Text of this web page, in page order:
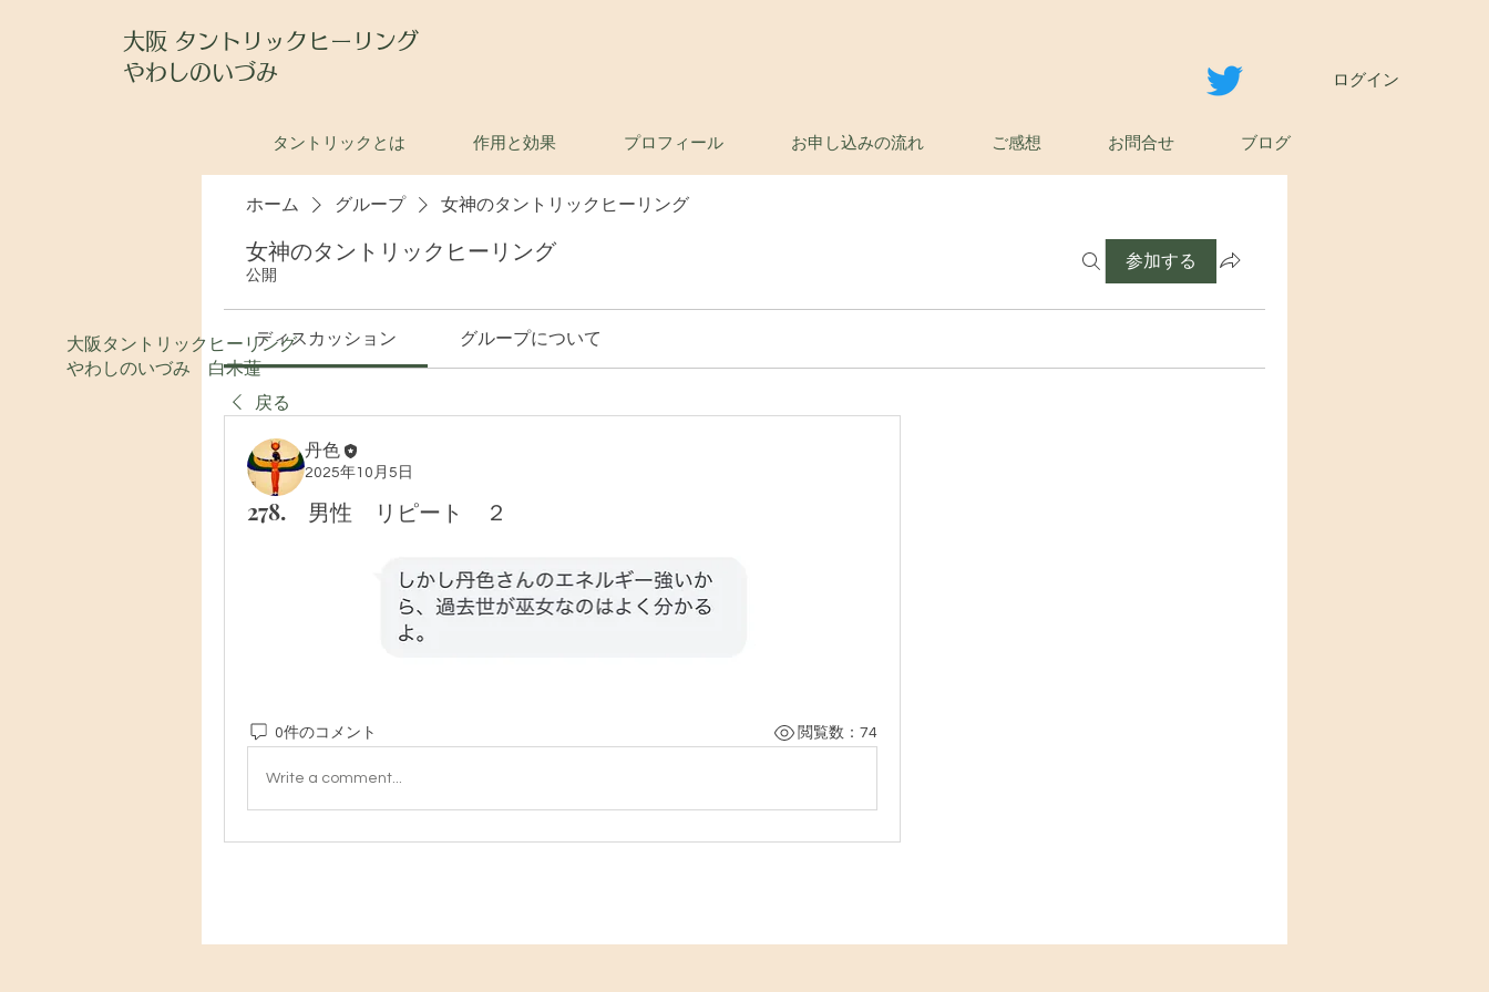
大阪 タントリックヒーリング
やわしのいづみ
ログイン
タントリックとは 作用と効果 プロフィール お申し込みの流れ ご感想 お問合せ ブログ
ホーム グループ 女神のタントリックヒーリング
女神のタントリックヒーリング
公開
参加する
ディスカッション グループについて
戻る
丹色
2025年10月5日
278. 男性 リピート ２
0件のコメント 閲覧数：74
Write a comment...
大阪タントリックヒーリング
やわしのいづみ 白木蓮